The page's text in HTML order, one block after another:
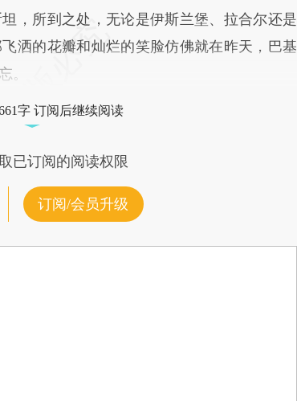
，所到之处，无论是伊斯兰堡、拉合尔还是
洒的花瓣和灿烂的笑脸仿佛就在昨天，巴基
。
字 订阅后继续阅读
已订阅的阅读权限
订阅/会员升级